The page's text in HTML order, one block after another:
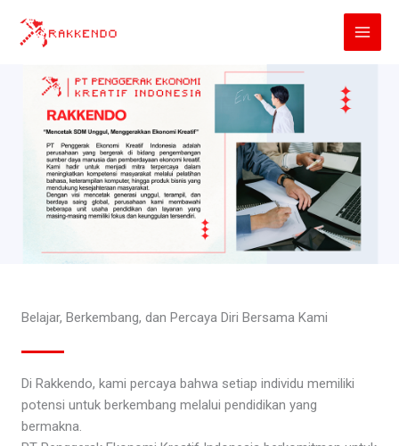
Belajar, Berkembang, dan Percaya Diri Bersama Kami
Di Rakkendo, kami percaya bahwa setiap individu memiliki
potensi untuk berkembang melalui pendidikan yang
bermakna.